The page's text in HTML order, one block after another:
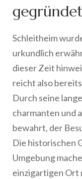
Schleitheim
urkundlich
dieser Zeit
reicht also
Durch seine
charmanten und
bewahrt, der
Die historischen
Umgebung
einzigartigen Ort